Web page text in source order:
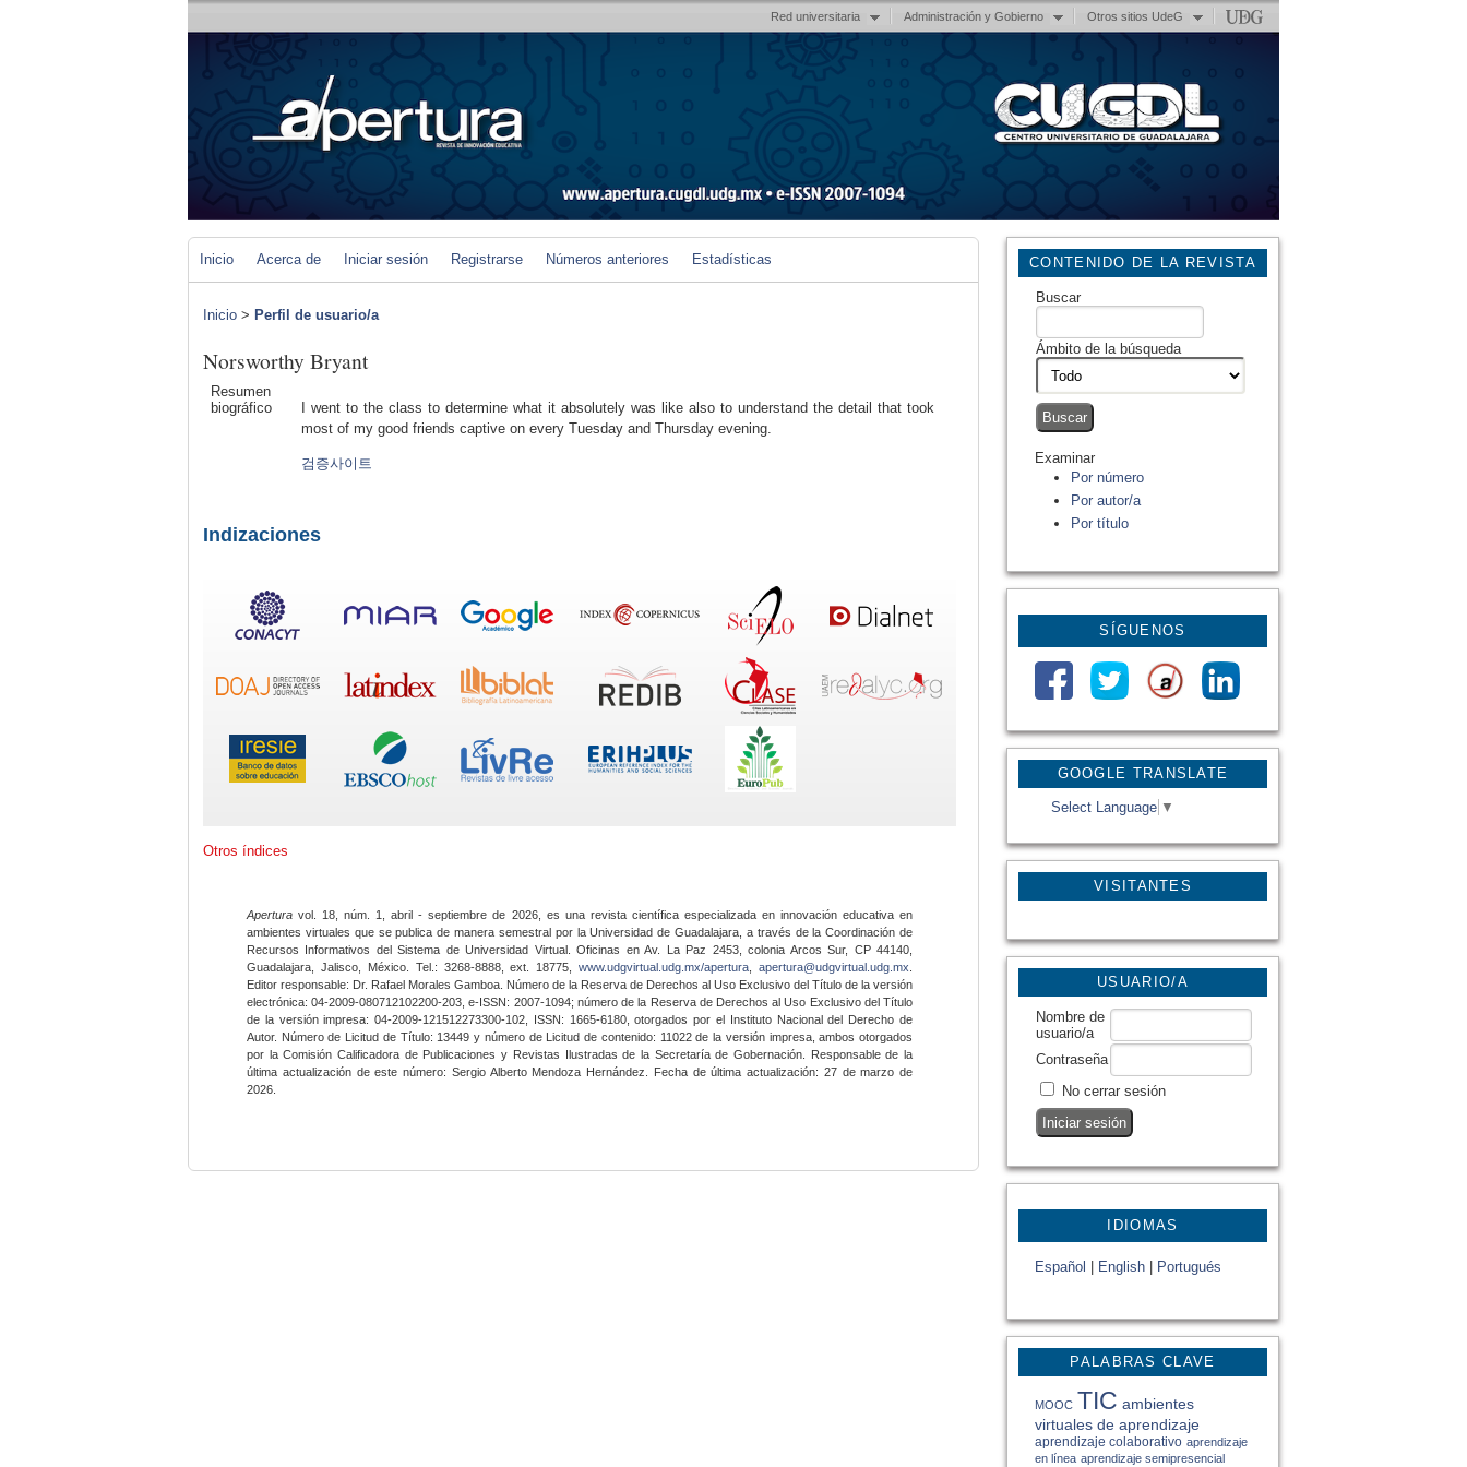
Red universitaria Administración y Gobierno Otros sitios UdeG
GOOGLE TRANSLATE
Select Language ▼
VISITANTES
CONTENIDO DE LA REVISTA
Buscar
Ámbito de la búsqueda
Examinar
Por número
Por autor/a
Por título
SÍGUENOS
USUARIO/A
Nombre de
usuario/a
Contraseña
No cerrar sesión
IDIOMAS
Español English Portugués
PALABRAS CLAVE
MOOC TIC ambientes
virtuales de aprendizaje
aprendizaje colaborativo aprendizaje
en línea aprendizaje semipresencial
Inicio Acerca de Iniciar sesión Registrarse Números anteriores Estadísticas
Inicio > Perfil de usuario/a
Norsworthy Bryant
Resumen
biográfico
I went to the class to determine what it absolutely was like also to understand the detail that took
most of my good friends captive on every Tuesday and Thursday evening.
검증사이트
Indizaciones
Otros índices
Apertura vol. 18, núm. 1, abril - septiembre de 2026, es una revista científica especializada en innovación educativa en
ambientes virtuales que se publica de manera semestral por la Universidad de Guadalajara, a través de la Coordinación de
Recursos Informativos del Sistema de Universidad Virtual. Oficinas en Av. La Paz 2453, colonia Arcos Sur, CP 44140,
Guadalajara, Jalisco, México. Tel.: 3268-8888, ext. 18775,www.udgvirtual.udg.mx/apertura apertura@udgvirtual.udg.mx
Editor responsable: Dr. Rafael Morales Gamboa. Número de la Reserva de Derechos al Uso Exclusivo del Título de la versión
electrónica: 04-2009-080712102200-203, e-ISSN: 2007-1094; número de la Reserva de Derechos al Uso Exclusivo del Título
de la versión impresa: 04-2009-121512273300-102, ISSN: 1665-6180, otorgados por el Instituto Nacional del Derecho de
Autor. Número de Licitud de Título: 13449 y número de Licitud de contenido: 11022 de la versión impresa, ambos otorgados
por la Comisión Calificadora de Publicaciones y Revistas Ilustradas de la Secretaría de Gobernación. Responsable de la
última actualización de este número: Sergio Alberto Mendoza Hernández. Fecha de última actualización: 27 de marzo de
2026.